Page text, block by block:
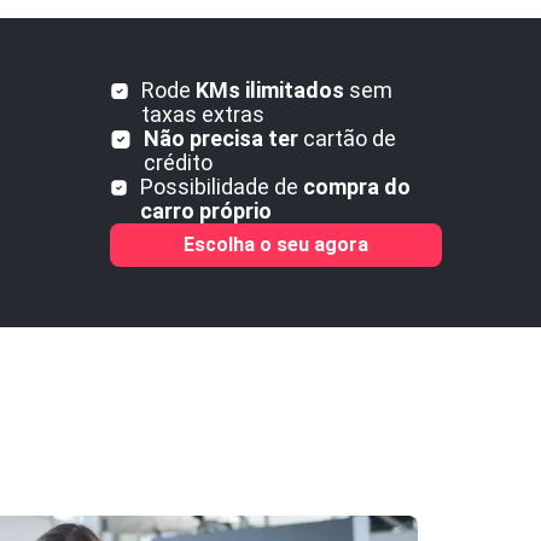
Rode KMs ilimitados sem
taxas extras
Não precisa ter cartão de
crédito
Possibilidade de compra do
carro próprio
Escolha o seu agora